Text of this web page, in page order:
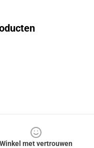
Winkel met vertrouwen